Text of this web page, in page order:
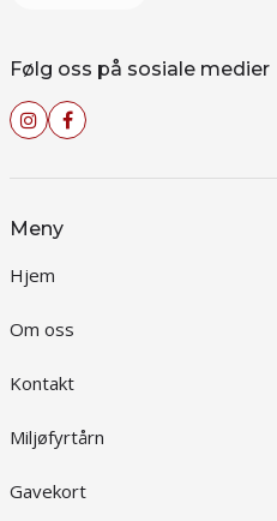
Følg oss på sosiale medier
Meny
Hjem
Om oss
Kontakt
Miljøfyrtårn
Gavekort